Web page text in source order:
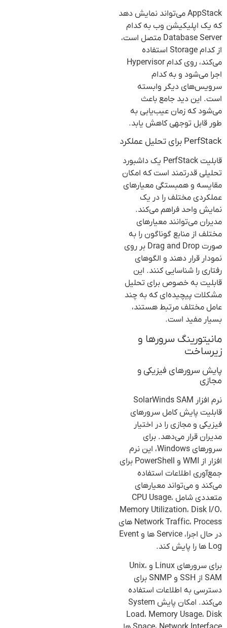
AppStack می‌تواند نمایش دهد
که یک اپلیکیشن وب به کدام
Database Server متصل است،
از کدام Storage استفاده
می‌کند، روی کدام Hypervisor
اجرا می‌شود و به کدام
سرویس‌های دیگر وابسته
است. این دید جامع باعث
می‌شود که زمان عیب‌یابی به
طور قابل توجهی کاهش یابد.
PerfStack برای تحلیل عملکرد
قابلیت PerfStack یک داشبورد
تحلیلی قدرتمند است که امکان
مقایسه و همبستگی معیارهای
عملکردی مختلف را در یک
نمایش واحد فراهم می‌کند.
مدیران می‌توانند معیارهای
مختلف از منابع گوناگون را به
صورت Drag and Drop بر روی
نمودار قرار دهند و الگوهای
رفتاری را شناسایی کنند. این
قابلیت به خصوص برای تحلیل
مشکلات پیچیده‌ای که به چند
عامل مختلف مرتبط هستند،
بسیار مفید است.
مانیتورینگ سرورها و
زیرساخت
پایش سرورهای فیزیکی و
مجازی
نرم افزار SolarWinds SAM
قابلیت پایش کامل سرورهای
فیزیکی و مجازی را در اختیار
مدیران قرار می‌دهد. برای
سرورهای Windows، این نرم
افزار از WMI و PowerShell برای
جمع‌آوری اطلاعات استفاده
می‌کند و می‌تواند معیارهای
متعددی شامل CPU Usage،
Memory Utilization، Disk I/O،
Network Traffic، Process های
در حال اجرا، Service ها و Event
Log ها را پایش کند.
برای سرورهای Linux و Unix،
SAM از SSH و SNMP برای
دسترسی به اطلاعات استفاده
می‌کند. امکان پایش System
Load، Memory Usage، Disk